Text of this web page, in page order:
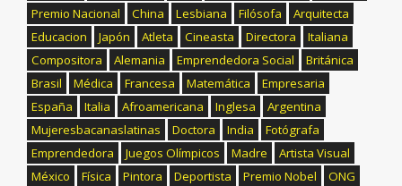
Premio Nacional
China Lesbiana Filósofa
Arquitecta
Educacion
Japón Atleta Cineasta Directora
Italiana
Compositora
Alemania Emprendedora Social
Británica
Brasil
Médica Francesa Matemática
Empresaria
España
Italia Afroamericana Inglesa
Argentina
Mujeresbacanaslatinas
Doctora India
Fotógrafa
Emprendedora
Juegos Olímpicos Madre
Artista Visual
México
Física Pintora Deportista Premio Nobel
ONG